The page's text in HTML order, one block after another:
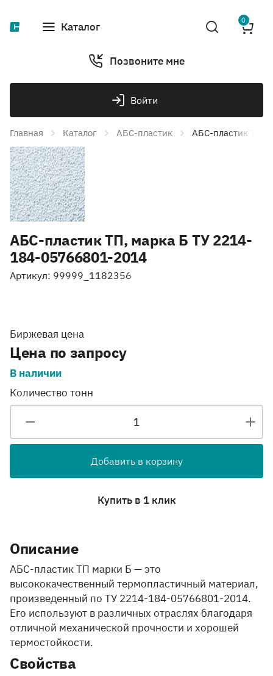
Каталог 0
Позвоните мне
Войти
Главная Каталог АБС-пластик АБС-пластик ТП,
АБС-пластик ТП, марка Б ТУ 2214-
184-05766801-2014
Артикул: 99999_1182356
Биржевая цена
Цена по запросу
В наличии
Количество тонн
Добавить в корзину
Купить в 1 клик
Описание
АБС-пластик ТП марки Б — это
высококачественный термопластичный материал,
произведенный по ТУ 2214-184-05766801-2014.
Его используют в различных отраслях благодаря
отличной механической прочности и хорошей
термостойкости.
Свойства